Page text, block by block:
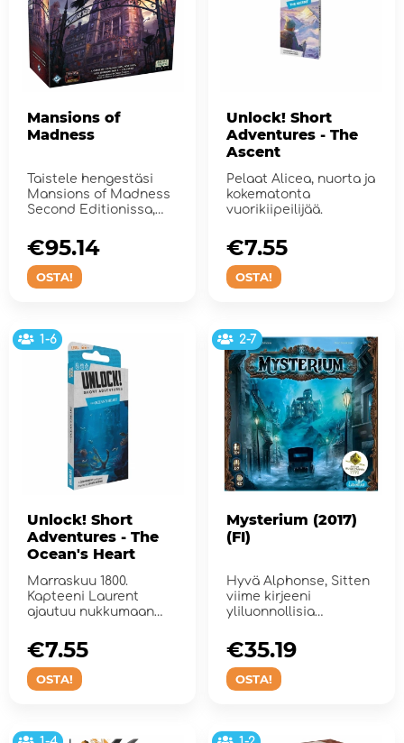
Mansions of
Madness
Taistele hengestäsi
Mansions of Madness
Second Editionissa,
ka...
OSTA!
€95.14
Unlock! Short
Adventures - The
Ascent
Pelaat Alicea, nuorta ja
kokematonta
vuorikiipeilijää.
OSTA!
€7.55
1-6
Unlock! Short
Adventures - The
Ocean's Heart
Marraskuu 1800.
Kapteeni Laurent
ajautuu nukkumaan
OSTA!
€7.55
2-7
Mysterium (2017)
(FI)
Hyvä Alphonse, Sitten
viime kirjeeni
yliluonnollisia
karta...
OSTA!
€35.19